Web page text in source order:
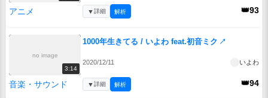
アニメ 👑93
▼詳細 解析
no image
3:14
1000年生きてる / いよわ feat.初音ミク ↗
2020/12/11 いよわ
音楽・サウンド 👑94
▼詳細 解析